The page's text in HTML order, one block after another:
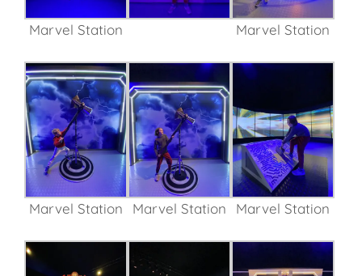
Marvel Station Marvel Station
Marvel Station Marvel Station Marvel Station